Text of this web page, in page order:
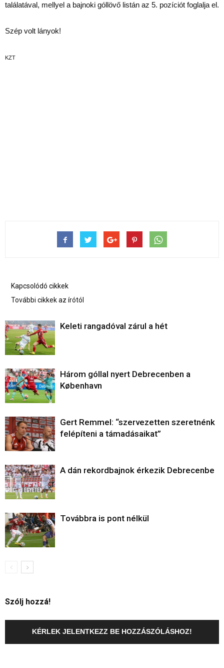
találatával, mellyel a bajnoki góllövő listán az 5. pozíciót foglalja el.
Szép volt lányok!
KZT
Kapcsolódó cikkek
További cikkek az írótól
Keleti rangadóval zárul a hét
Három góllal nyert Debrecenben a
København
Gert Remmel: “szervezetten szeretnénk
felépíteni a támadásaikat”
A dán rekordbajnok érkezik Debrecenbe
Továbbra is pont nélkül
Szólj hozzá!
KÉRLEK JELENTKEZZ BE HOZZÁSZÓLÁSHOZ!